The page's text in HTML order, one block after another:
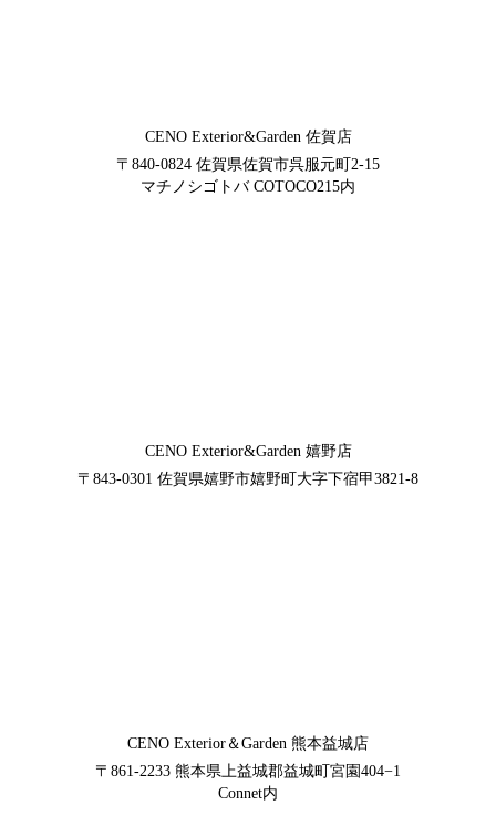
CENO Exterior&Garden佐賀店
〒840-0824 佐賀県佐賀市呉服元町2-15
マチノシゴトバ COTOCO215内
CENO Exterior&Garden嬉野店
〒843-0301 佐賀県嬉野市嬉野町大字下宿甲3821-8
CENO Exterior＆Garden 熊本益城店
〒861-2233 熊本県上益城郡益城町宮園404−1
Connet内